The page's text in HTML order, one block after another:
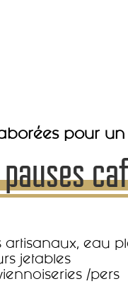
pour un
artisanaux, eau
jetables
/pers